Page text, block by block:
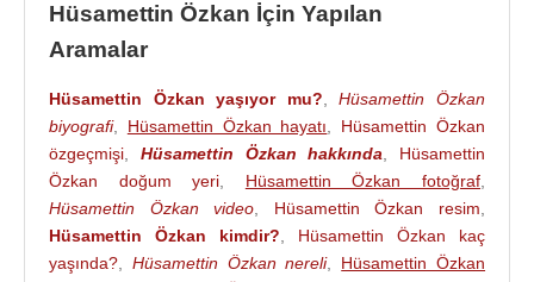
Ecevit'in sağ kolu haline geldi. 1997 yılında da
ANAP - DSP - DTP arasında kurulan 55. Koalisyon
1999 erken genel seçimlerden sonra DSP ile MHP
ve ANAP arasında kurulan 57. Hükümet'te tekrar
devlet bakanlığına getirildi.
2002 yılındaBülent Ecevitile sağlık durumu
nedeniyle görüş ayrılığına düşünce DSP'den ve
Hüsamettin Özkan İçin Yapılan
Aramalar
Hüsamettin Özkan yaşıyor mu? ,Hüsamettin Özkan
biyografi, Hüsamettin Özkan hayatı
Hüsamettin Özkan
özgeçmişi
Hüsamettin Özkan hakkında
Hüsamettin
Özkan doğum yeri
Hüsamettin Özkan fotoğraf
Hüsamettin Özkan video
Hüsamettin Özkan resim
Hüsamettin Özkan kimdir?
Hüsamettin Özkan kaç
yaşında?
Hüsamettin Özkan nereli, Hüsamettin Özkan